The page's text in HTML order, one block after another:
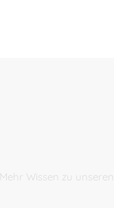
Mehr Wissen zu